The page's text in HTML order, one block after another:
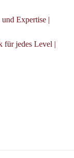
Expertise |
für jedes Level |